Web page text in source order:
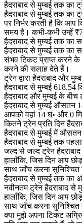
हैदराबाद से मुम्बई तक का
हैदराबाद से मुम्बई तक का
पर निर्भर करती है कि आप
समय है। कभी-कभी उन्हें
हैदराबाद से मुम्बई तक का
हैदराबाद से मुम्बई तक
संभव टिकट प्राप्त करने
करने की सलाह देते हैं।
ट्रेन द्वारा हैदराबाद और
हैदराबाद से मुम्बई 618.54
हैदराबाद और मुम्बई के
हैदराबाद से मुम्बई औसतन
आपको वहां 14 घं॰ और 0
कितने ट्रेन प्रति दिन
हैदराबाद से मुम्बई में
हैदराबाद से मुम्बई तक
जल्द से जल्द ट्रेन
हालाँकि, जिस दिन आप
साथ जाँच करना सुनिश्चित
हैदराबाद से मुम्बई तक का
नवीनतम ट्रेन हैदराबाद से
हालाँकि, जिस दिन आप
साथ जाँच करना सुनिश्चित
क्या मुझे अपना टिकट